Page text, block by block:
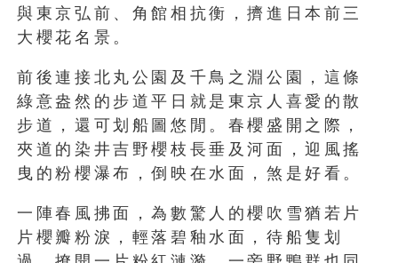
與東京弘前、角館相抗衡，擠進日本前三
大櫻花名景。
前後連接北丸公園及千鳥之淵公園，這條
綠意盎然的步道平日就是東京人喜愛的散
步道，還可划船圖悠閒。春櫻盛開之際，
夾道的染井吉野櫻枝長垂及河面，迎風搖
曳的粉櫻瀑布，倒映在水面，煞是好看。
一陣春風拂面，為數驚人的櫻吹雪猶若片
片櫻瓣粉淚，輕落碧釉水面，待船隻划